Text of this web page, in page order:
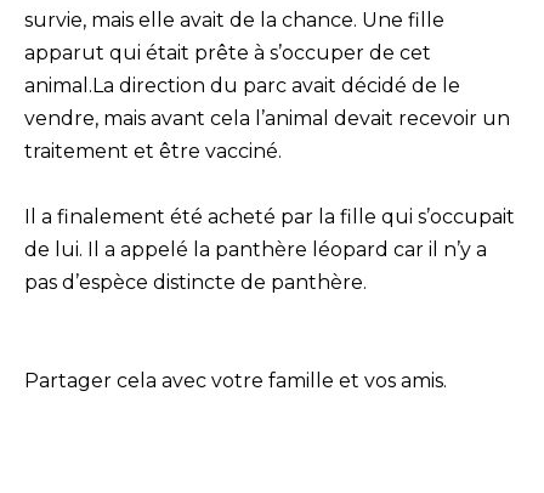
survie, mais elle avait de la chance. Une fille
apparut qui était prête à s’occuper de cet
animal.La direction du parc avait décidé de le
vendre, mais avant cela l’animal devait recevoir un
traitement et être vacciné.
Il a finalement été acheté par la fille qui s’occupait
de lui. Il a appelé la panthère léopard car il n’y a
pas d’espèce distincte de panthère.
Partager cela avec votre famille et vos amis.